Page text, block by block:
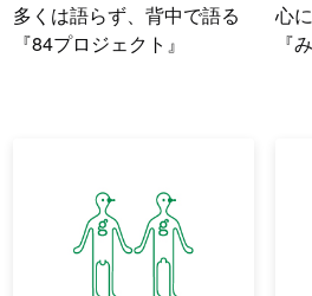
多くは語らず、背中で語る
『84プロジェクト』
心
『